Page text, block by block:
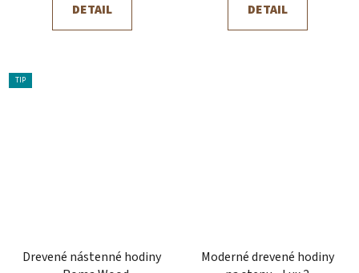
DETAIL DETAIL
TIP
Drevené nástenné hodiny
Moderné drevené hodiny